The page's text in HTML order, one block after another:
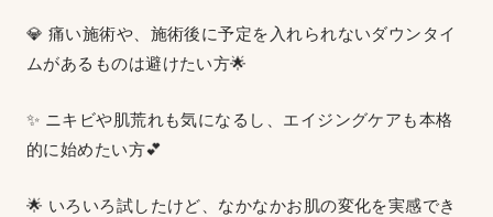
💎 痛い施術や、施術後に予定を入れられないダウンタイ
ムがあるものは避けたい方🌟
✨ ニキビや肌荒れも気になるし、エイジングケアも本格
的に始めたい方💕
🌟 いろいろ試したけど、なかなかお肌の変化を実感でき